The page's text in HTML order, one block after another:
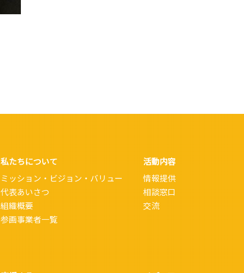
私たちについて
ミッション・ビジョン・バリュー
代表あいさつ
組織概要
参画事業者一覧
活動内容
情報提供
相談窓口
交流